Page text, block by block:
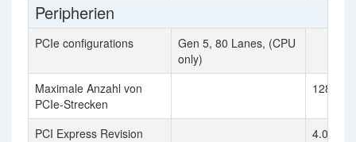
Peripherien
PCIe configurations
Gen 5, 80 Lanes, (CPU
only)
Maximale Anzahl von
PCIe-Strecken
128
PCI Express Revision 4.0